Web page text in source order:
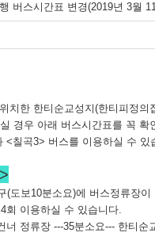
버스시간표 변경(2019년 3월
치한 한티순교성지(한티피정의
경우 아래 버스시간표를 꼭 확
<칠곡3> 버스를 이용하실 수 있
(도보10분소요)에 버스정류장이
회 이용하실 수 있습니다.
너 정류장 ---35분소요--- 한티순